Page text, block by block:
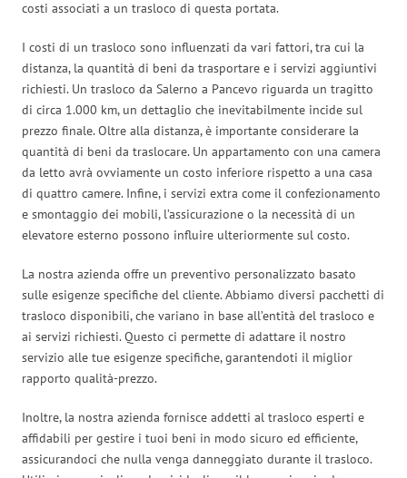
costi associati a un trasloco di questa portata.
I costi di un trasloco sono influenzati da vari fattori, tra cui la
distanza, la quantità di beni da trasportare e i servizi aggiuntivi
richiesti. Un trasloco da Salerno a Pancevo riguarda un tragitto
di circa 1.000 km, un dettaglio che inevitabilmente incide sul
prezzo finale. Oltre alla distanza, è importante considerare la
quantità di beni da traslocare. Un appartamento con una camera
da letto avrà ovviamente un costo inferiore rispetto a una casa
di quattro camere. Infine, i servizi extra come il confezionamento
e smontaggio dei mobili, l’assicurazione o la necessità di un
elevatore esterno possono influire ulteriormente sul costo.
La nostra azienda offre un preventivo personalizzato basato
sulle esigenze specifiche del cliente. Abbiamo diversi pacchetti di
trasloco disponibili, che variano in base all’entità del trasloco e
ai servizi richiesti. Questo ci permette di adattare il nostro
servizio alle tue esigenze specifiche, garantendoti il miglior
rapporto qualità-prezzo.
Inoltre, la nostra azienda fornisce addetti al trasloco esperti e
affidabili per gestire i tuoi beni in modo sicuro ed efficiente,
assicurandoci che nulla venga danneggiato durante il trasloco.